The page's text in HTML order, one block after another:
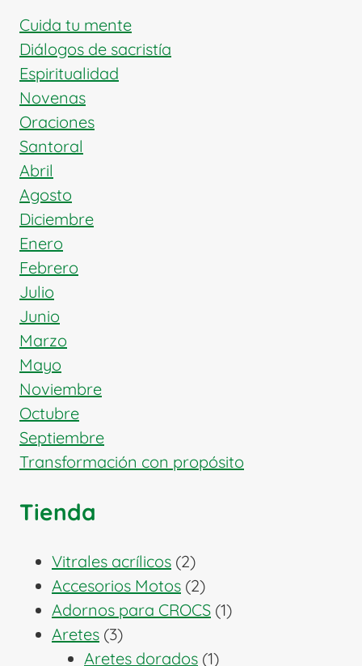
EDUCADORES
Y
APÓSTOL
DE
Cuida tu mente
Diálogos de sacristía
Espiritualidad
Novenas
Oraciones
Santoral
Abril
Agosto
Diciembre
Enero
Febrero
Julio
Junio
Marzo
Mayo
Noviembre
Octubre
Septiembre
Transformación con propósito
Tienda
Vitrales acrílicos 22
productos
Accesorios Motos 22
productos
Adornos para CROCS 11
Aretes 33
productos
Aretes dorados 11